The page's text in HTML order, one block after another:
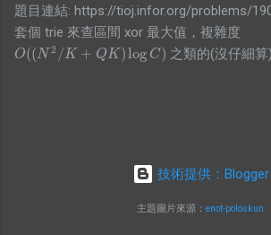
long long)arr1[i]*(unsigned long long)arr2[i];
} return 0; }
題目連結: https://tioj.infor.org/problems/
套個 trie 來查區間 xor 最大值，複雜度
O((N 2 /K + QK)log C)
O((N2/K+Q K) logC) 之類的(沒仔細算)
<algorithm> #include <functional>
std::max(a, b); }; int n, q; std::cin >> n >> q;
a(1);
技術提供：Blogger
主題圖片來源： enot-poloskun